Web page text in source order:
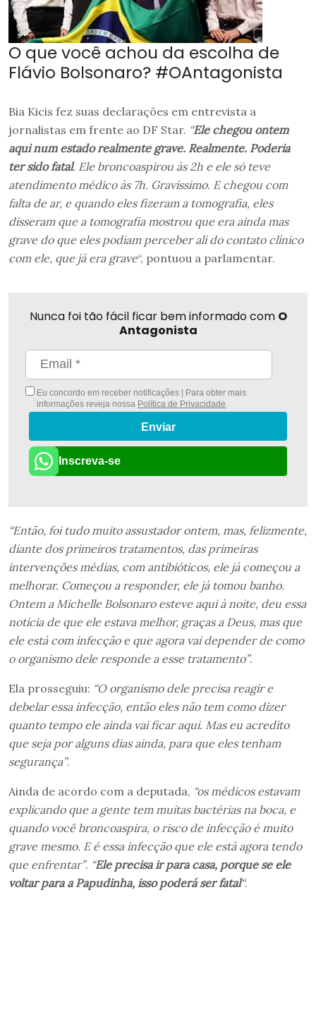
O que você achou da escolha de
Flávio Bolsonaro? #OAntagonista
Bia Kicis fez suas declarações em entrevista a
jornalistas em frente ao DF Star. “Ele chegou ontem
aqui num estado realmente grave. Realmente. Poderia
ter sido fatal. Ele broncoaspirou às 2h e ele só teve
atendimento médico às 7h. Gravíssimo. E chegou com
falta de ar, e quando eles fizeram a tomografia, eles
disseram que a tomografia mostrou que era ainda mas
grave do que eles podiam perceber ali do contato clínico
com ele, que já era grave“, pontuou a parlamentar.
Nunca foi tão fácil ficar bem informado com O
Antagonista
Eu concordo em receber notificações | Para obter mais
informações reveja nossa Política de Privacidade
Enviar
Inscreva-se
“Então, foi tudo muito assustador ontem, mas, felizmente,
diante dos primeiros tratamentos, das primeiras
intervenções médias, com antibióticos, ele já começou a
melhorar. Começou a responder, ele já tomou banho.
Ontem a Michelle Bolsonaro esteve aqui à noite, deu essa
notícia de que ele estava melhor, graças a Deus, mas que
ele está com infecção e que agora vai depender de como
o organismo dele responde a esse tratamento”.
Ela prosseguiu: “O organismo dele precisa reagir e
debelar essa infecção, então eles não tem como dizer
quanto tempo ele ainda vai ficar aqui. Mas eu acredito
que seja por alguns dias ainda, para que eles tenham
segurança”.
Ainda de acordo com a deputada, “os médicos estavam
explicando que a gente tem muitas bactérias na boca, e
quando você broncoaspira, o risco de infecção é muito
grave mesmo. E é essa infecção que ele está agora tendo
que enfrentar”. “Ele precisa ir para casa, porque se ele
voltar para a Papudinha, isso poderá ser fatal“.